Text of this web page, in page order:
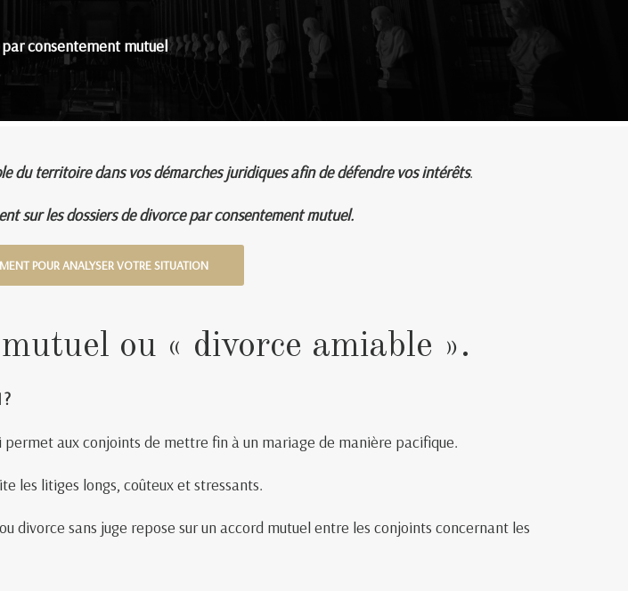
consentement mutuel
du territoire dans vos démarches juridiques afin de défendre vos intérêts.
sur les dossiers de divorce par consentement mutuel.
POUR ANALYSER VOTRE SITUATION
ou « divorce amiable ».
aux conjoints de mettre fin à un mariage de manière pacifique.
les litiges longs, coûteux et stressants.
sans juge repose sur un accord mutuel entre les conjoints concernant les